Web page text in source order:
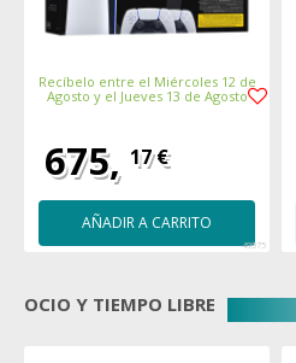
Recíbelo entre el Miércoles 12 de
Agosto y el Jueves 13 de Agosto
675, 17 €
AÑADIR A CARRITO
49975
OCIO Y TIEMPO LIBRE